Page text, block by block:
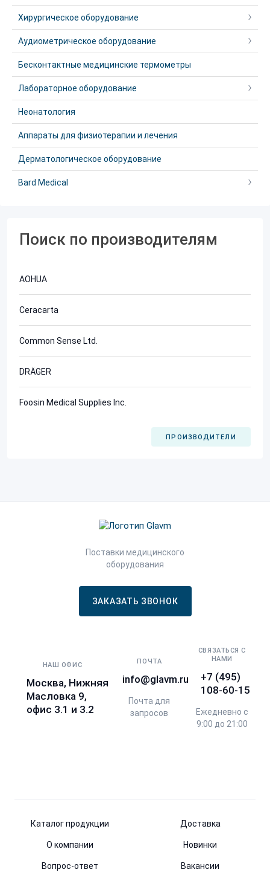
Хирургическое оборудование
Аудиометрическое оборудование
Бесконтактные медицинские термометры
Лабораторное оборудование
Неонатология
Аппараты для физиотерапии и лечения
Дерматологическое оборудование
Bard Medical
Поиск по производителям
AOHUA
Ceracarta
Common Sense Ltd.
DRÄGER
Foosin Medical Supplies Inc.
ПРОИЗВОДИТЕЛИ
Поставки медицинского
оборудования
ЗАКАЗАТЬ ЗВОНОК
НАШ ОФИС
Москва, Нижняя
Масловка 9,
офис 3.1 и 3.2
ПОЧТА
info@glavm.ru
Почта для
запросов
СВЯЗАТЬСЯ С
НАМИ
+7 (495)
108-60-15
Ежедневно с
9:00 до 21:00
Каталог продукции Доставка
О компании Новинки
Вопрос-ответ Вакансии